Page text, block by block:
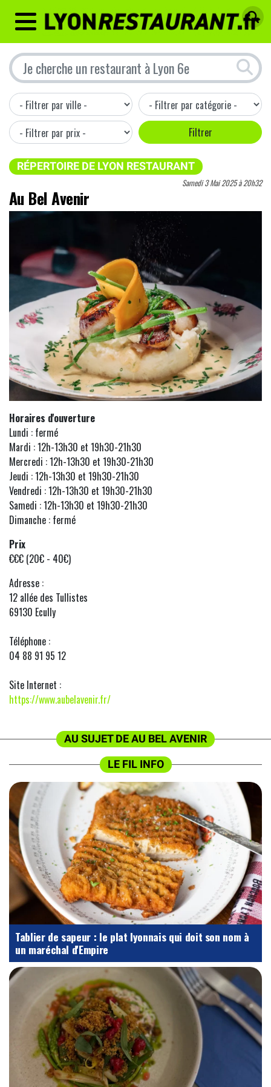
MENU
RÉPERTOIRE DE LYON RESTAURANT
Samedi 3 Mai 2025 à 20h32
Au Bel Avenir
Horaires d'ouverture
Lundi : fermé
Mardi : 12h-13h30 et 19h30-21h30
Mercredi : 12h-13h30 et 19h30-21h30
Jeudi : 12h-13h30 et 19h30-21h30
Vendredi : 12h-13h30 et 19h30-21h30
Samedi : 12h-13h30 et 19h30-21h30
Dimanche : fermé
Prix
€€€ (20€ - 40€)
Adresse :
12 allée des Tullistes
69130 Ecully
Téléphone :
04 88 91 95 12
Site Internet :
https://www.aubelavenir.fr/
AU SUJET DE AU BEL AVENIR
LE FIL INFO
Tablier de sapeur : le plat lyonnais qui doit son nom à
un maréchal d'Empire